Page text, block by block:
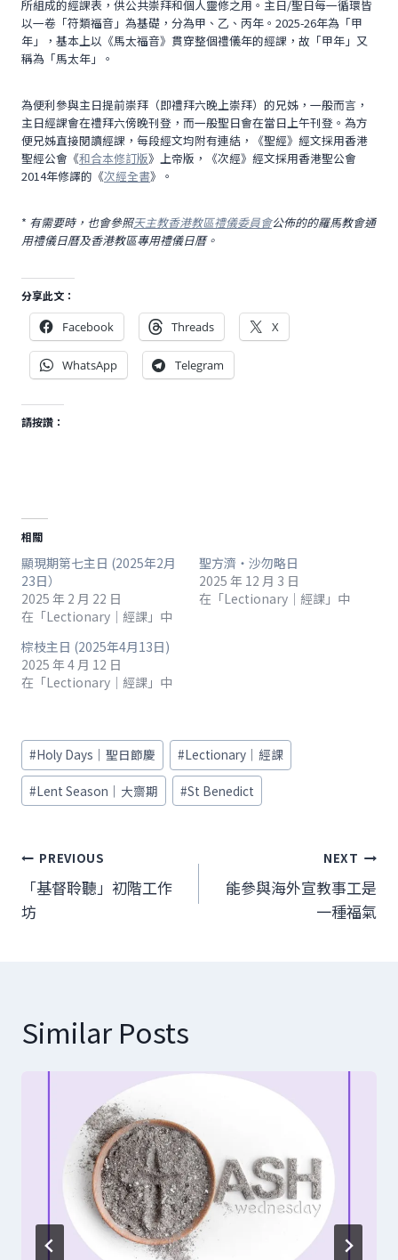
所組成的經課表，供公共崇拜和個人靈修之用。主日/聖日每一循環皆
以一卷「符類福音」為基礎，分為甲、乙、丙年。2025-26年為「甲
年」，基本上以《馬太福音》貫穿整個禮儀年的經課，故「甲年」又
稱為「馬太年」。
為便利參與主日提前崇拜（即禮拜六晚上崇拜）的兄姊，一般而言，
主日經課會在禮拜六傍晚刊登，而一般聖日會在當日上午刊登。為方
便兄姊直接閱讀經課，每段經文均附有連結，《聖經》經文採用香港
聖經公會《和合本修訂版》上帝版，《次經》經文採用香港聖公會
2014年修譯的《次經全書》。
* 有需要時，也會參照天主教香港教區禮儀委員會公佈的的羅馬教會通
用禮儀日曆及香港教區專用禮儀日曆。
分享此文：
Facebook Threads X
WhatsApp Telegram
請按讚：
相關
顯現期第七主日 (2025年2月
23日）
2025 年 2 月 22 日
在「Lectionary｜經課」中
聖方濟・沙勿略日
2025 年 12 月 3 日
在「Lectionary｜經課」中
棕枝主日 (2025年4月13日)
2025 年 4 月 12 日
在「Lectionary｜經課」中
Post
Tags:
#Holy Days｜聖日節慶 #Lectionary｜經課
#Lent Season｜大齋期 #St Benedict
文
章
導
PREVIOUS
「基督聆聽」初階工作
坊
NEXT
能參與海外宣教事工是
一種福氣
Similar Posts